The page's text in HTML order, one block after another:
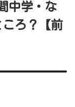
中学・な
ろ？【前